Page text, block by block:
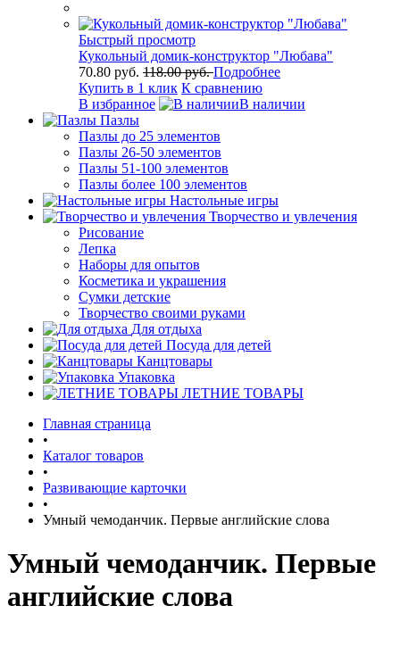
Быстрый просмотр
Кукольный домик-конструктор "Любава"
70.80 руб. 118.00 руб.Подробнее
Купить в 1 клик К сравнению
В избранное
В наличии
Пазлы
Пазлы до 25 элементов
Пазлы 26-50 элементов
Пазлы 51-100 элементов
Пазлы более 100 элементов
Настольные игры
Творчество и увлечения
Рисование
Лепка
Наборы для опытов
Косметика и украшения
Сумки детские
Творчество своими руками
Для отдыха
Посуда для детей
Канцтовары
Упаковка
ЛЕТНИЕ ТОВАРЫ
Главная страница
•
Каталог товаров
•
Развивающие карточки
•
Умный чемоданчик. Первые английские слова
Умный чемоданчик. Первые
английские слова